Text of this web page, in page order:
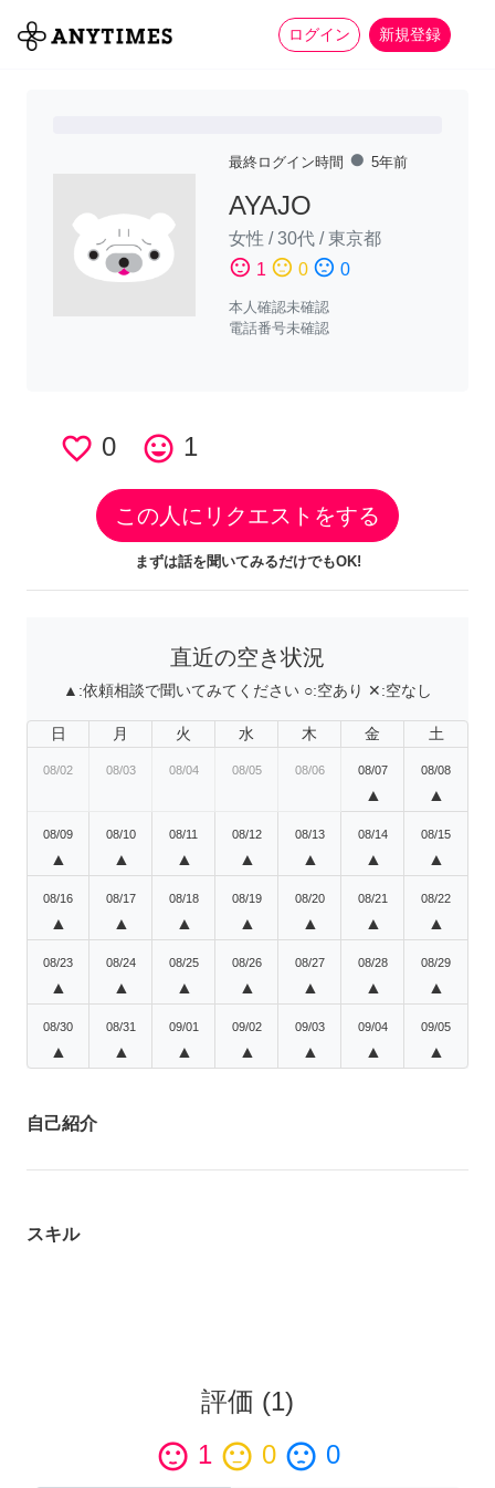
ログイン 新規登録
全て 家事 more_horiz
最終ログイン時間 fiber_manual_record 5年前
AYAJO
女性 /30代 /東京都
sentiment_satisfied 1 sentiment_neutral 0 sentiment_dissatisfied 0
本人確認未確認
電話番号未確認
favorite_border 0 tag_faces 1
この人にリクエストをする
まずは話を聞いてみるだけでもOK!
直近の空き状況
▲:依頼相談で聞いてみてください ○:空あり ✕:空なし
日 月 火 水 木 金 土
08/02 08/03 08/04 08/05 08/06 08/07
▲
08/08
▲
08/09
▲
08/10
▲
08/11
▲
08/12
▲
08/13
▲
08/14
▲
08/15
▲
08/16
▲
08/17
▲
08/18
▲
08/19
▲
08/20
▲
08/21
▲
08/22
▲
08/23
▲
08/24
▲
08/25
▲
08/26
▲
08/27
▲
08/28
▲
08/29
▲
08/30
▲
08/31
▲
09/01
▲
09/02
▲
09/03
▲
09/04
▲
09/05
▲
自己紹介
スキル
評価 (1)
sentiment_satisfied 1 sentiment_neutral 0 sentiment_dissatisfied 0